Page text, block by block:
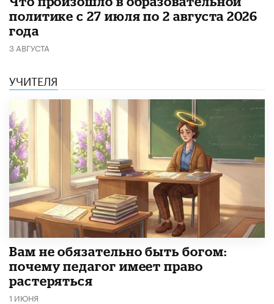
политике с 27 июля по 2 августа 2026
года
3 АВГУСТА
УЧИТЕЛЯ
​Вам не обязательно быть богом:
почему педагог имеет право
растеряться
1 ИЮНЯ